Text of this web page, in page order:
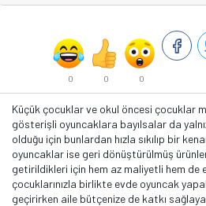
0 0 0
Küçük çocuklar ve okul öncesi çocuklar
gösterişli oyuncaklara bayılsalar da
olduğu için bunlardan hızla sıkılıp bir
oyuncaklar ise geri dönüştürülmüş
getirildikleri için hem az maliyetli hem de
çocuklarınızla birlikte evde oyuncak
geçirirken aile bütçenize de katkı